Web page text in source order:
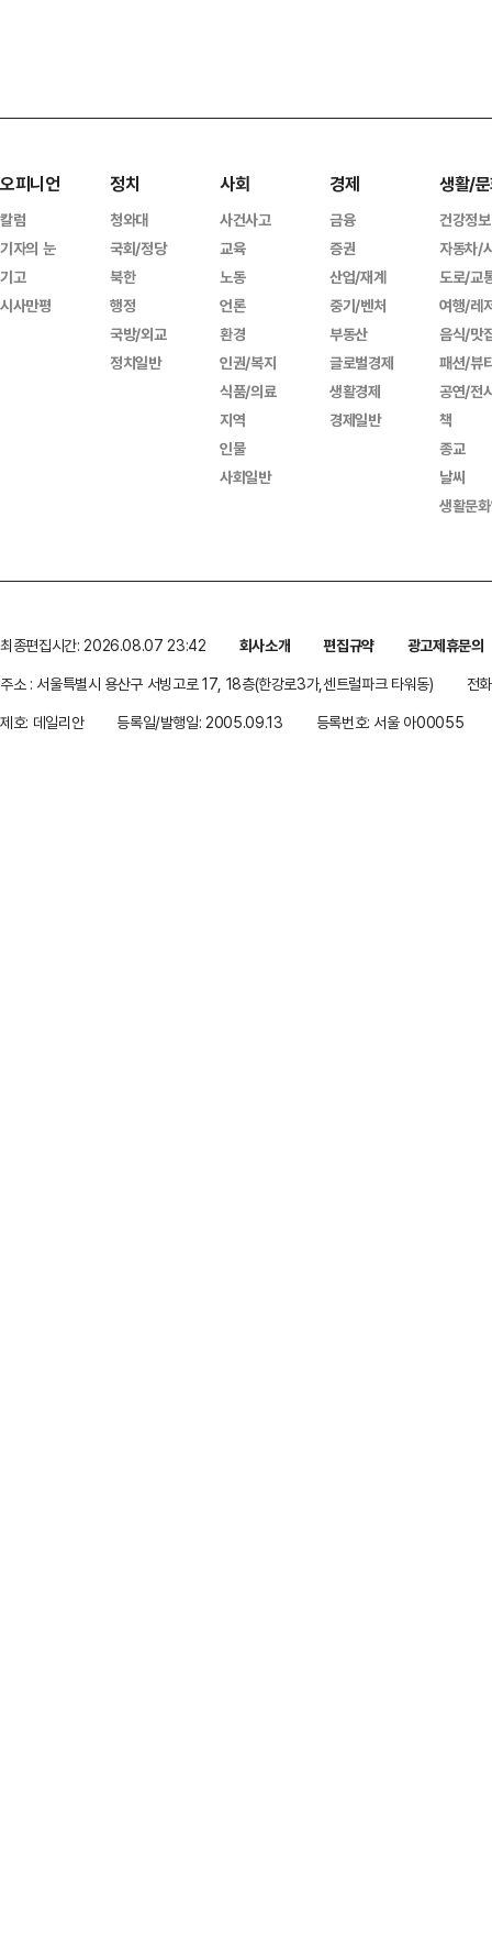
오피니언
칼럼
기자의 눈
기고
시사만평
정치
청와대
국회/정당
북한
행정
국방/외교
정치일반
사회
사건사고
교육
노동
언론
환경
인권/복지
식품/의료
지역
인물
사회일반
경제
금융
증권
산업/재계
중기/벤처
부동산
글로벌경제
생활경제
경제일반
생활/
건강정보
자동차/
도로/교
여행/레
음식/맛
패션/뷰
공연/전
책
종교
날씨
생활문
최종편집시간: 2026.08.07 23:42 회사소개 편집규약
광고제휴문의
주소 : 서울특별시 용산구 서빙고로 17, 18층(한강로3가,센트럴파크 타워동)
전
제호: 데일리안
등록일/발행일: 2005.09.13 등록번호: 서울 아00055